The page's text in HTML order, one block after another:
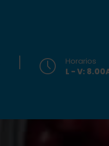
Horarios
L - V: